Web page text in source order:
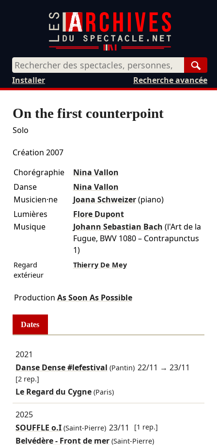
Recherche avancée
Installer
On the first counterpoint
Solo
Création 2007
Chorégraphie
Nina Vallon
Danse
Nina Vallon
Musicien·ne
Joana Schweizer (piano)
Lumières
Flore Dupont
Musique
Johann Sebastian Bach (l'Art de la
Fugue, BWV 1080 – Contrapunctus
1)
Regard
extérieur
Thierry De Mey
Production As Soon As Possible
Dates
2021
Danse Dense #lefestival (Pantin) 22/11 →23/11
[2 rep.]
Le Regard du Cygne (Paris)
2025
SOUFFLE o.I(Saint-Pierre) 23/11 [1 rep.]
Belvédère - Front de mer (Saint-Pierre)